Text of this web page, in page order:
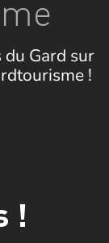
Gard sur
!
!